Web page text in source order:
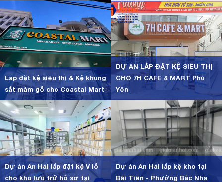
Lắp đặt kệ siêu thị & Kệ khung
sắt mâm gỗ cho Coastal Mart
DỰ ÁN LẮP ĐẶT KỆ SIÊU THỊ
CHO 7H CAFE & MART Phú
Yên
Dự án An Hải lắp đặt kệ V lỗ
cho kho lưu trữ hồ sơ tại
Dự án An Hải lắp kệ kho tại
Bãi Tiên - Phường Bắc Nha